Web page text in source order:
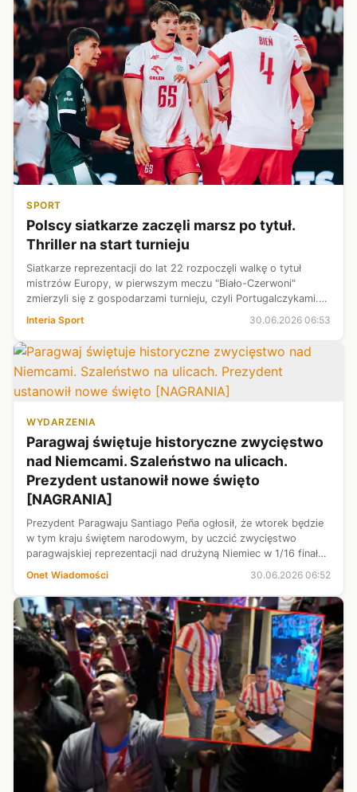
SPORT
Polscy siatkarze zaczęli marsz po tytuł.
Thriller na start turnieju
Siatkarze reprezentacji do lat 22 rozpoczęli walkę o tytuł
mistrzów Europy, w pierwszym meczu "Biało-Czerwoni"
zmierzyli się z gospodarzami turnieju, czyli Portugalczykami.
W spotkaniu nie brakowało emocji, ostatecznie zwycięzcę
wyłonił dopiero tie-b...
Interia Sport 30.06.2026 06:53
WYDARZENIA
Paragwaj świętuje historyczne zwycięstwo
nad Niemcami. Szaleństwo na ulicach.
Prezydent ustanowił nowe święto
[NAGRANIA]
Prezydent Paragwaju Santiago Peña ogłosił, że wtorek będzie
w tym kraju świętem narodowym, by uczcić zwycięstwo
paragwajskiej reprezentacji nad drużyną Niemiec w 1/16 finału
piłkarskich mistrzostw świata. Dziś świętuje cały kraj —
Onet Wiadomości 30.06.2026 06:52